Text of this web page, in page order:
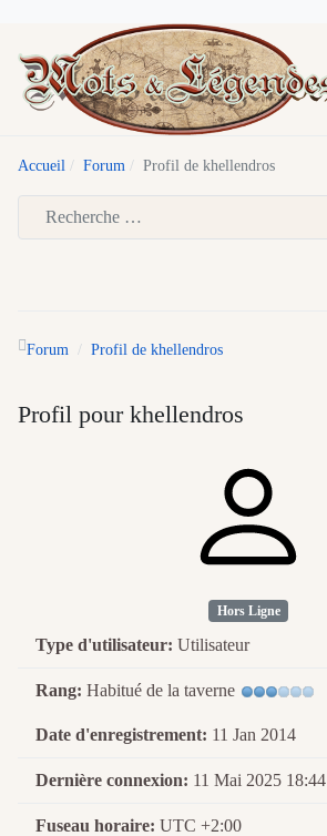
Accueil Forum Profil de khellendros
Forum Profil de khellendros
Profil pour khellendros
Hors Ligne
Type d'utilisateur: Utilisateur
Rang: Habitué de la taverne
Date d'enregistrement: 11 Jan 2014
Dernière connexion: 11 Mai 2025 18:44
Fuseau horaire: UTC +2:00